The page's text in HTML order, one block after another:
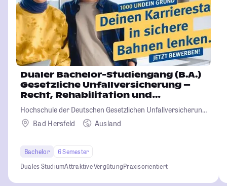
Dualer Bachelor-Studiengang (B.A.)
Gesetzliche Unfallversicherung –
Recht, Rehabilitation und
Verwaltung
Hochschule der Deutschen Gesetzlichen Unfallversicherung
(HGU)Bad Hersfeld Ausland
Bachelor
6 Semester
Duales StudiumAttraktive VergütungPraxisorientiert